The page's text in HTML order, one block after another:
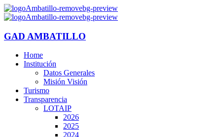
GAD AMBATILLO
Home
Institución
Datos Generales
Misión Visión
Turismo
Transparencia
LOTAIP
2026
2025
2024